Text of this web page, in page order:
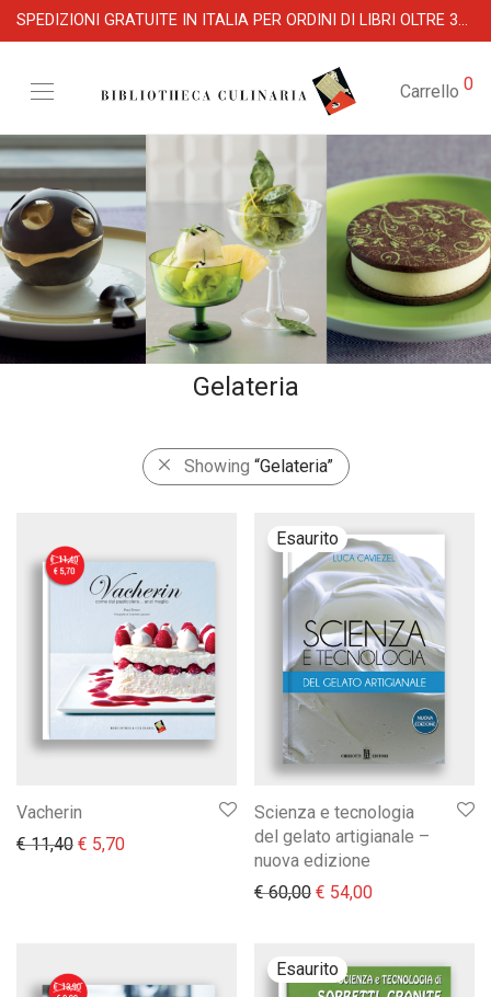
SPEDIZIONI GRATUITE IN ITALIA PER ORDINI DI LIBRI OLTRE 39 €
Carrello 0
Gelateria
Showing “Gelateria”
Vacherin
€11,40 Il prezzo originale era: € 11,40.
€ 5,70Il prezzo attuale è: € 5,70.
Scienza e tecnologia
del gelato artigianale –
nuova edizione
€60,00 Il prezzo originale era:
€ 54,00Il prezzo